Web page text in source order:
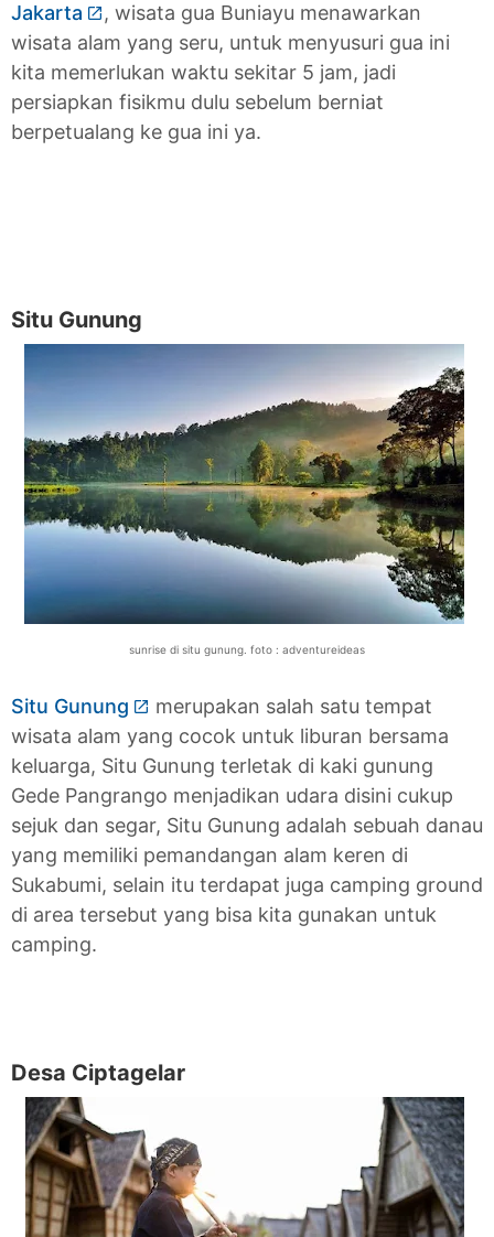
Jakarta
, wisata gua Buniayu menawarkan
wisata alam yang seru, untuk menyusuri gua ini
kita memerlukan waktu sekitar 5 jam, jadi
persiapkan fisikmu dulu sebelum berniat
berpetualang ke gua ini ya.
Situ Gunung
sunrise di situ gunung. foto : adventureideas
Situ Gunung
merupakan salah satu tempat
wisata alam yang cocok untuk liburan bersama
keluarga, Situ Gunung terletak di kaki gunung
Gede Pangrango menjadikan udara disini cukup
sejuk dan segar, Situ Gunung adalah sebuah danau
yang memiliki pemandangan alam keren di
Sukabumi, selain itu terdapat juga camping ground
di area tersebut yang bisa kita gunakan untuk
camping.
Desa Ciptagelar